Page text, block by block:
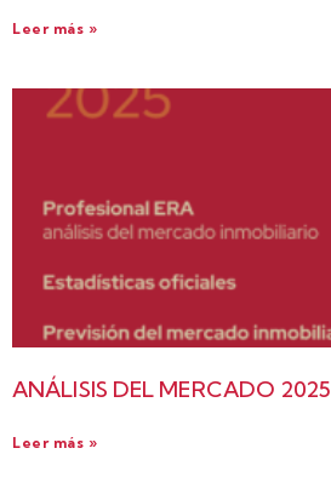
Leer más »
ANÁLISIS DEL MERCADO 2025
Leer más »